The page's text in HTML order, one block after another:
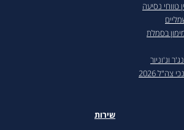
בעניין טווחי נסיעה
בסמלת
וג'וניור
2026
שירות